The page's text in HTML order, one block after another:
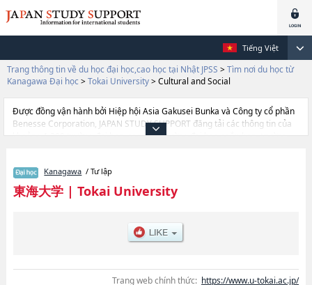
Tiếng Việt
Trang thông tin về du học đại học,cao học tại Nhật JPSS > Tìm nơi du học từ
Kanagawa Đại học > Tokai University> Cultural and Social
Được đồng vận hành bởi Hiệp hội Asia Gakusei Bunka và Công ty cổ phần
Benesse Corporation, JAPAN STUDY SUPPORT đăng tải các thông tin của
khoảng 1.300 trường đại học, cao học, trường đại học ngắn hạn, trường
thiết dành cho du học sinh, như là về các Ngành LettershoặcNgành
TourismhoặcNgành Political Science and EconomicshoặcNgành
LawhoặcNgành Humanities and CulturehoặcNgành Physical
TechnologyhoặcNgành EngineeringhoặcNgành Information and
Telecommunication EngineeringhoặcNgành Marine Science and
MedicinehoặcNgành Biological Sciences hoặcNgành Cultural and
Kanagawa / Tư lập
東海大学| Tokai University
Trang web chính thức: https://www.u-tokai.ac.jp/